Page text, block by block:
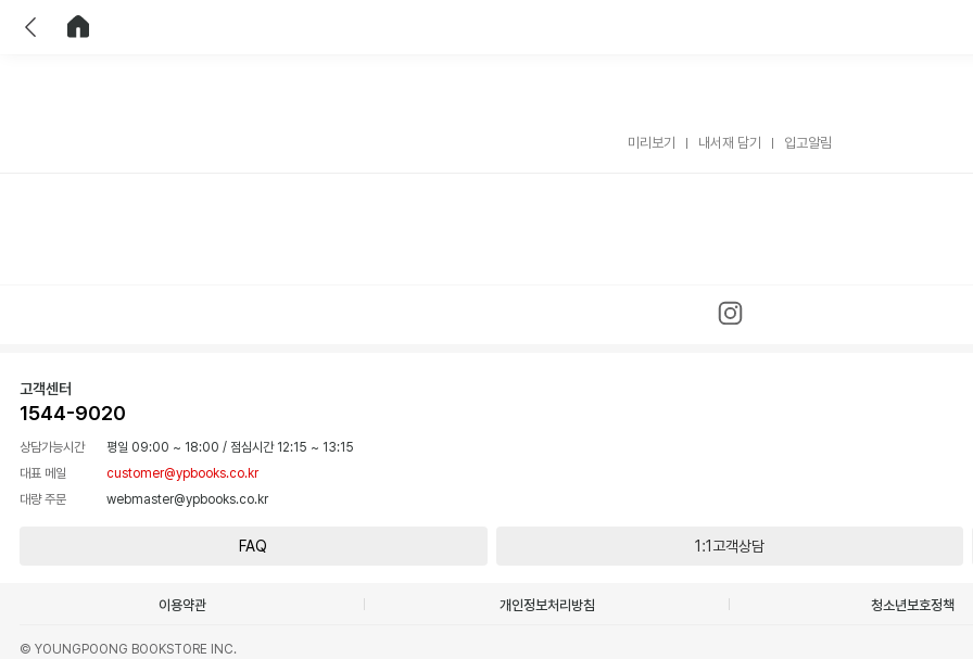
미리보기 내서재 담기 입고알림
고객센터
1544-9020
상담가능시간 평일 09:00 ~ 18:00 / 점심시간 12:15 ~ 13:15
대표 메일
customer@ypbooks.co.kr
대량 주문
webmaster@ypbooks.co.kr
FAQ 1:1고객상담
이용약관 개인정보처리방침 청소년보호정책
© YOUNGPOONG BOOKSTORE INC.